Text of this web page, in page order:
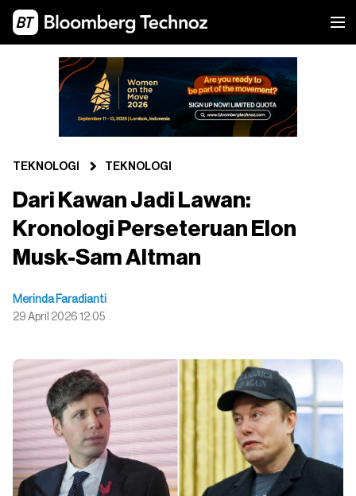
TEKNOLOGI TEKNOLOGI
Dari Kawan Jadi Lawan:
Kronologi Perseteruan Elon
Musk-Sam Altman
Merinda Faradianti
29 April 2026 12:05